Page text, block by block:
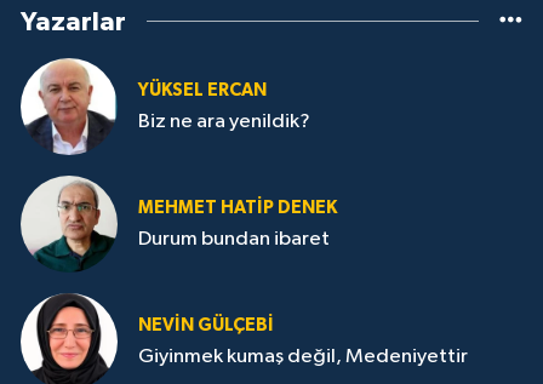
Yazarlar
YÜKSEL ERCAN
Biz ne ara yenildik?
MEHMET HATİP DENEK
Durum bundan ibaret
NEVİN GÜLÇEBİ
Giyinmek kumaş değil, Medeniyettir